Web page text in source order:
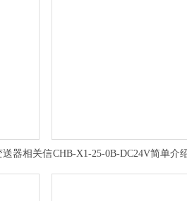
送器相关信CHB-X1-25-0B-DC24V简单介